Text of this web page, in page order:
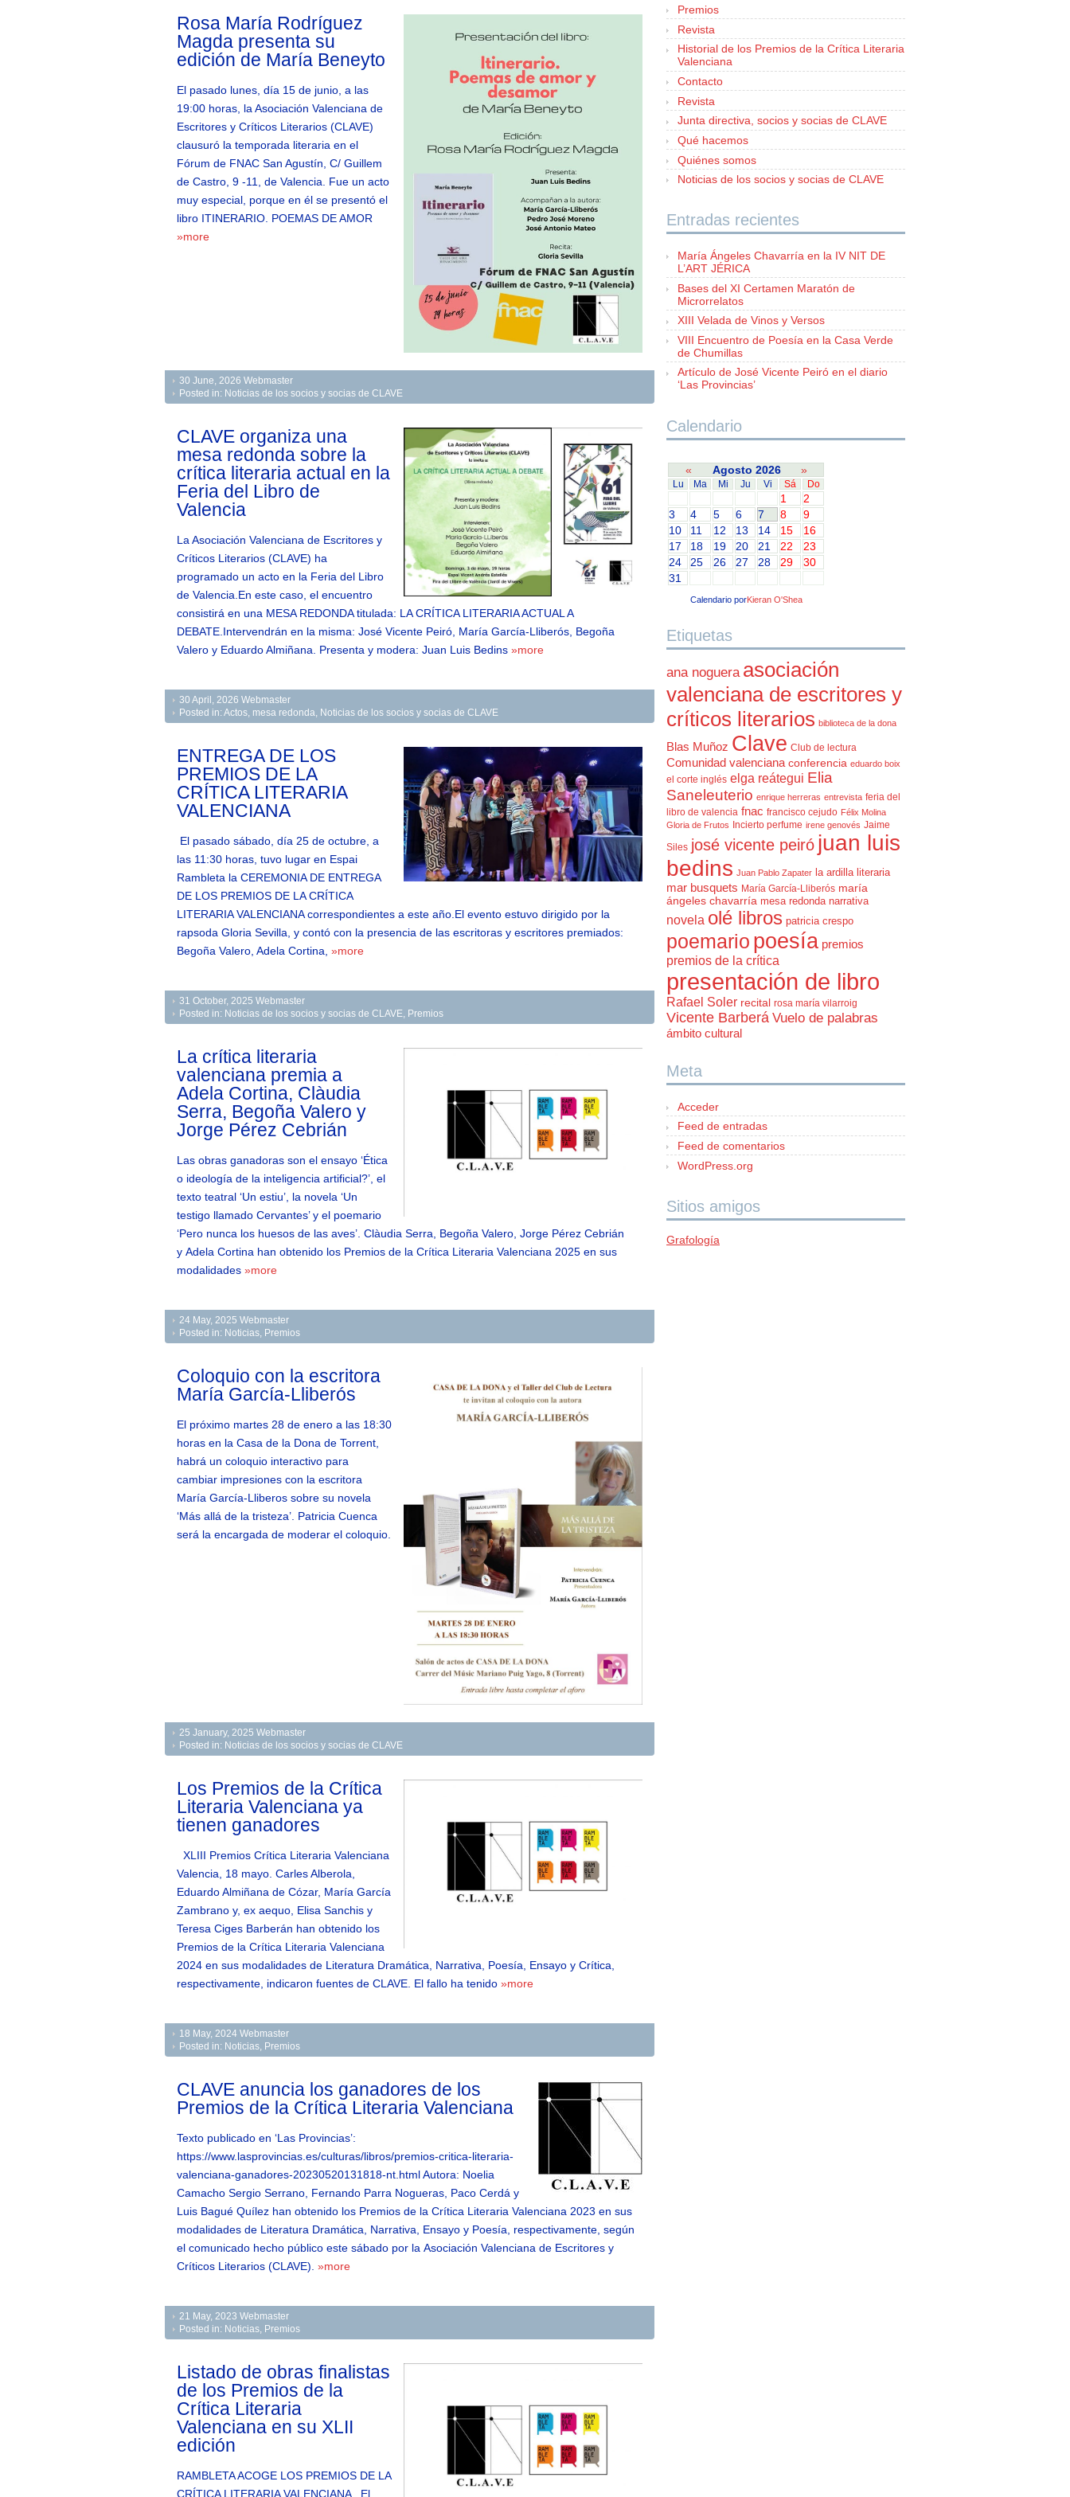
Rosa María Rodríguez
Magda presenta su
edición de María Beneyto
El pasado lunes, día 15 de junio, a las
19:00 horas, la Asociación Valenciana de
Escritores y Críticos Literarios (CLAVE)
clausuró la temporada literaria en el
Fórum de FNAC San Agustín, C/ Guillem
de Castro, 9 -11, de Valencia. Fue un acto
muy especial, porque en él se presentó el
libro ITINERARIO. POEMAS DE AMOR
»more
30 June, 2026 Webmaster
Posted in: Noticias de los socios y socias de CLAVE
CLAVE organiza una
mesa redonda sobre la
crítica literaria actual en la
Feria del Libro de
Valencia
La Asociación Valenciana de Escritores y
Críticos Literarios (CLAVE) ha
programado un acto en la Feria del Libro
de Valencia.En este caso, el encuentro
consistirá en una MESA REDONDA titulada: LA CRÍTICA LITERARIA ACTUAL A
DEBATE.Intervendrán en la misma: José Vicente Peiró, María García-Lliberós, Begoña
Valero y Eduardo Almiñana. Presenta y modera: Juan Luis Bedins »more
30 April, 2026 Webmaster
Posted in: Actos mesa redonda Noticias de los socios y socias de CLAVE
ENTREGA DE LOS
PREMIOS DE LA
CRÍTICA LITERARIA
VALENCIANA
El pasado sábado, día 25 de octubre, a
las 11:30 horas, tuvo lugar en Espai
Rambleta la CEREMONIA DE ENTREGA
DE LOS PREMIOS DE LA CRÍTICA
LITERARIA VALENCIANA correspondientes a este año.El evento estuvo dirigido por la
rapsoda Gloria Sevilla, y contó con la presencia de las escritoras y escritores premiados:
Begoña Valero, Adela Cortina, »more
31 October, 2025 Webmaster
Posted in: Noticias de los socios y socias de CLAVE Premios
La crítica literaria
valenciana premia a
Adela Cortina, Clàudia
Serra, Begoña Valero y
Jorge Pérez Cebrián
Las obras ganadoras son el ensayo ‘Ética
o ideología de la inteligencia artificial?’, el
texto teatral ‘Un estiu’, la novela ‘Un
testigo llamado Cervantes’ y el poemario
‘Pero nunca los huesos de las aves’. Clàudia Serra, Begoña Valero, Jorge Pérez Cebrián
y Adela Cortina han obtenido los Premios de la Crítica Literaria Valenciana 2025 en sus
modalidades »more
24 May, 2025 Webmaster
Posted in: Noticias Premios
Coloquio con la escritora
María García-Lliberós
El próximo martes 28 de enero a las 18:30
horas en la Casa de la Dona de Torrent,
habrá un coloquio interactivo para
cambiar impresiones con la escritora
María García-Lliberos sobre su novela
‘Más allá de la tristeza’. Patricia Cuenca
será la encargada de moderar el coloquio.
25 January, 2025 Webmaster
Posted in: Noticias de los socios y socias de CLAVE
Los Premios de la Crítica
Literaria Valenciana ya
tienen ganadores
XLIII Premios Crítica Literaria Valenciana
Valencia, 18 mayo. Carles Alberola,
Eduardo Almiñana de Cózar, María García
Zambrano y, ex aequo, Elisa Sanchis y
Teresa Ciges Barberán han obtenido los
Premios de la Crítica Literaria Valenciana
2024 en sus modalidades de Literatura Dramática, Narrativa, Poesía, Ensayo y Crítica,
respectivamente, indicaron fuentes de CLAVE. El fallo ha tenido »more
18 May, 2024 Webmaster
Posted in: Noticias Premios
CLAVE anuncia los ganadores de los
Premios de la Crítica Literaria Valenciana
Texto publicado en ‘Las Provincias’:
https://www.lasprovincias.es/culturas/libros/premios-critica-literaria-
valenciana-ganadores-20230520131818-nt.html Autora: Noelia
Camacho Sergio Serrano, Fernando Parra Nogueras, Paco Cerdá y
Luis Bagué Quílez han obtenido los Premios de la Crítica Literaria Valenciana 2023 en sus
modalidades de Literatura Dramática, Narrativa, Ensayo y Poesía, respectivamente, según
el comunicado hecho público este sábado por la Asociación Valenciana de Escritores y
Críticos Literarios (CLAVE). »more
21 May, 2023 Webmaster
Posted in: Noticias, Premios
Listado de obras finalistas
de los Premios de la
Crítica Literaria
Valenciana en su XLII
edición
RAMBLETA ACOGE LOS PREMIOS DE LA
CRÍTICA LITERARIA VALENCIANA El
Premios
Revista
Historial de los Premios de la Crítica Literaria
Valenciana
Contacto
Revista
Junta directiva, socios y socias de CLAVE
Qué hacemos
Quiénes somos
Noticias de los socios y socias de CLAVE
Entradas recientes
María Ángeles Chavarría en la IV NIT DE
L’ART JÉRICA
Bases del XI Certamen Maratón de
Microrrelatos
XIII Velada de Vinos y Versos
VIII Encuentro de Poesía en la Casa Verde
de Chumillas
Artículo de José Vicente Peiró en el diario
‘Las Provincias’
Calendario
« Agosto 2026 »
Lu Ma Mi Ju Vi Sá Do
1
2
3
4 5 6 7 8
9
10
11 12 13 14 15
16
17
18 19 20 21 22
23
24
25 26 27 28 29
30
31
Calendario porKieran O'Shea
Etiquetas
ana noguera asociación
valenciana de escritores y
críticos literarios biblioteca de la dona
Blas Muñoz Clave Club de lectura
Comunidad valenciana conferencia eduardo boix
el corte inglés elga reátegui Elia
Saneleuterio enrique herreras entrevista feria del
libro de valencia fnac francisco cejudo Félix Molina
Gloria de Frutos
Incierto perfume irene genovés Jaime
Siles josé vicente peiró juan luis
bedins Juan Pablo Zapater la ardilla literaria
mar busquets María García-Lliberós maría
ángeles chavarría mesa redonda narrativa
novela olé libros patricia crespo
poemario poesía premios
premios de la crítica
presentación de libro
Rafael Soler recital rosa maría vilarroig
Vicente Barberá Vuelo de palabras
ámbito cultural
Meta
Acceder
Feed de entradas
Feed de comentarios
WordPress.org
Sitios amigos
Grafología